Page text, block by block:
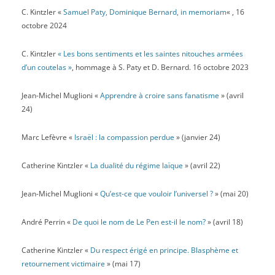
Publié le 1 juillet 2026 par Co-auteurs
Aline Girard et Jean-Pierre Sakoun analysent un glissement
lexical : l’usage, dans maint texte officiel, des expressions «
d’opinion. Et la République « assure la liberté de conscience » :
cette dernière, non seulement est plus large que la « liberté de
religieuse », permet d’ériger des groupes d’appartenance en
vie publique. En plaçant la notion de « religion », et surtout celle
« […] modifie le centre de gravité de la laïcité, en le déplaçant de
d’appartenance. [Et qui] tend à faire de la laïcité un instrument de
de limitation de son emprise. ». Si on n’y prend pas garde, c’est
l’universalisme républicain qui est renversé, car alors « la
C. Kintzler «Samuel Paty, Dominique Bernard, in memoriam« , 16
octobre 2024
C. Kintzler« Les bons sentiments et les saintes nitouches armées
d’un coutelas », hommage à S. Paty et D. Bernard. 16 octobre 2023
Jean-Michel Muglioni «Apprendre à croire sans fanatisme » (avril
24)
Marc Lefèvre « Israël : la compassion perdue » (janvier 24)
Catherine Kintzler « La dualité du régime laïque » (avril 22)
Jean-Michel Muglioni «Qu’est-ce que vouloir l’universel ?» (mai 20)
André Perrin « De quoi le nom de Le Pen est-il le nom?» (avril 18)
Catherine Kintzler « Du respect érigé en principe. Blasphème et
retournement victimaire » (mai 17)